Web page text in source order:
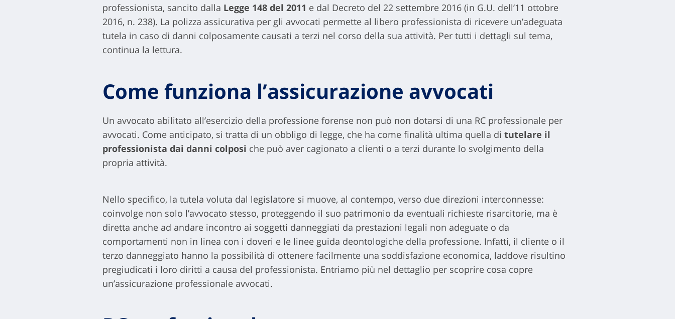
professionista, sancito dalla Legge 148 del 2011 e dal Decreto del 22 settembre 2016 (in G.U. dell’11 ottobre
2016, n. 238). La polizza assicurativa per gli avvocati permette al libero professionista di ricevere un’adeguata
tutela in caso di danni colposamente causati a terzi nel corso della sua attività. Per tutti i dettagli sul tema,
continua la lettura.
Come funziona l’assicurazione avvocati
Un avvocato abilitato all’esercizio della professione forense non può non dotarsi di una RC professionale per
avvocati. Come anticipato, si tratta di un obbligo di legge, che ha come finalità ultima quella di tutelare il
professionista dai danni colposi che può aver cagionato a clienti o a terzi durante lo svolgimento della
propria attività.
Nello specifico, la tutela voluta dal legislatore si muove, al contempo, verso due direzioni interconnesse:
coinvolge non solo l’avvocato stesso, proteggendo il suo patrimonio da eventuali richieste risarcitorie, ma è
diretta anche ad andare incontro ai soggetti danneggiati da prestazioni legali non adeguate o da
comportamenti non in linea con i doveri e le linee guida deontologiche della professione. Infatti, il cliente o il
terzo danneggiato hanno la possibilità di ottenere facilmente una soddisfazione economica, laddove risultino
pregiudicati i loro diritti a causa del professionista. Entriamo più nel dettaglio per scoprire cosa copre
un’assicurazione professionale avvocati.